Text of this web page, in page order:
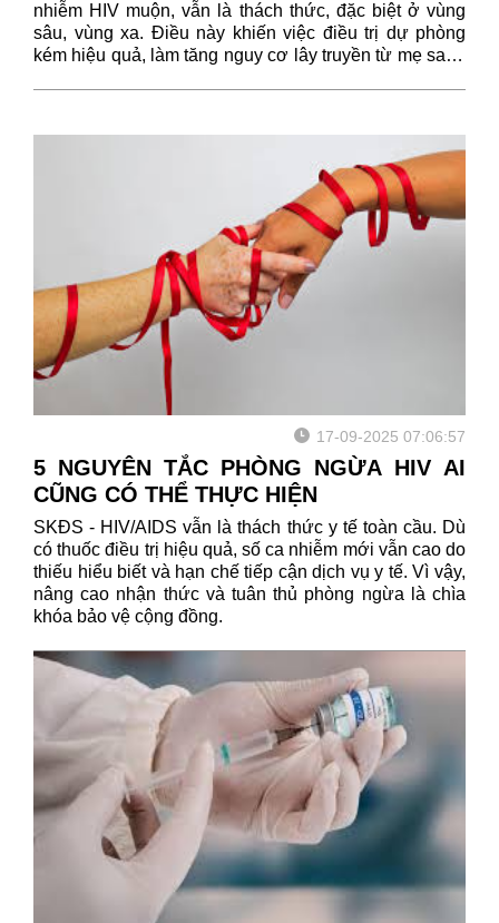
nhiễm HIV muộn, vẫn là thách thức, đặc biệt ở vùng
sâu, vùng xa. Điều này khiến việc điều trị dự phòng
kém hiệu quả, làm tăng nguy cơ lây truyền từ mẹ sang
17-09-2025 07:06:57
5 NGUYÊN TẮC PHÒNG NGỪA HIV AI
CŨNG CÓ THỂ THỰC HIỆN
SKĐS - HIV/AIDS vẫn là thách thức y tế toàn cầu. Dù
có thuốc điều trị hiệu quả, số ca nhiễm mới vẫn cao do
thiếu hiểu biết và hạn chế tiếp cận dịch vụ y tế. Vì vậy,
nâng cao nhận thức và tuân thủ phòng ngừa là chìa
khóa bảo vệ cộng đồng.